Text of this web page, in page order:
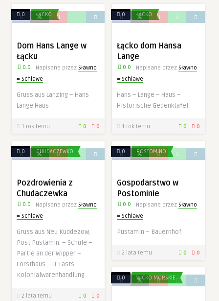
0 ŁĄCKO
Dom Hans Lange w
Łącku
0.0 Napisane przez Sławno
= Schlawe
Gruss aus Lanzing – Hans
Lange Haus
1 rok temu 0 0
0 ŁĄCKO
Łącko dom Hansa
Lange
0.0 Napisane przez Sławno
= Schlawe
Hans – Lange – Haus –
Historische Gedenktafel
1 rok temu 0 0
0 CHUDACZEWKO
Pozdrowienia z
Chudaczewka
0.0 Napisane przez Sławno
= Schlawe
Gruss aus Neu Kuddezow,
Post Pustamin. – Schule –
Partie an der Wipper –
Forsthaus – H. Lasts
Kolonialwarenhandlung
2 lata temu 0 0
0 POSTOMINO
Gospodarstwo w
Postominie
0.0 Napisane przez Sławno
= Schlawe
Pustamin – Bauernhof
2 lata temu 0 0
0 WICKO MORSKIE